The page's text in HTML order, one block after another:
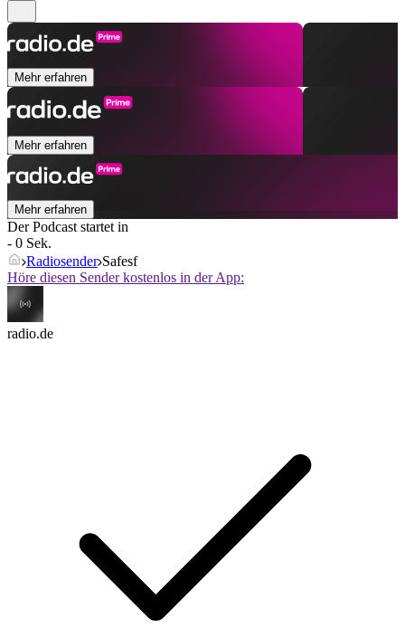
Mehr erfahren
Mehr erfahren
Mehr erfahren
Der Podcast startet in
- 0 Sek.
Radiosender Safesf
Höre diesen Sender kostenlos in der App:
radio.de